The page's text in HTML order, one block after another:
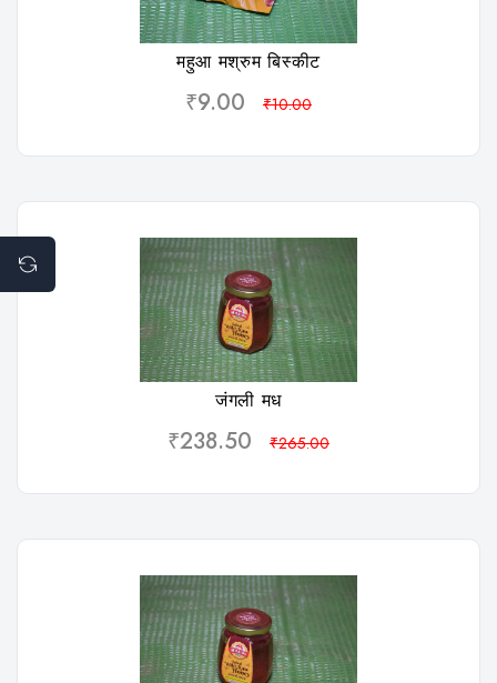
महुआ मश्रुम बिस्कीट
₹9.00 ₹10.00
जंगली मध
₹238.50 ₹265.00
विशलिस्ट
विशलिस्ट